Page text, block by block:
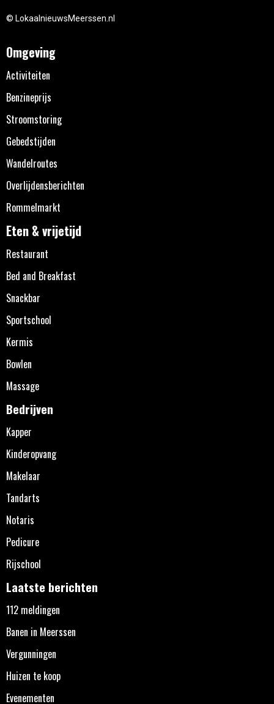
© LokaalnieuwsMeerssen.nl
Omgeving
Activiteiten
Benzineprijs
Stroomstoring
Gebedstijden
Wandelroutes
Overlijdensberichten
Rommelmarkt
Eten & vrijetijd
Restaurant
Bed and Breakfast
Snackbar
Sportschool
Kermis
Bowlen
Massage
Bedrijven
Kapper
Kinderopvang
Makelaar
Tandarts
Notaris
Pedicure
Rijschool
Laatste berichten
112 meldingen
Banen in Meerssen
Vergunningen
Huizen te koop
Evenementen